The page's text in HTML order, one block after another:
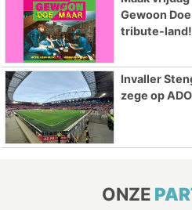
Gewoon
tribute-land!
Invaller
zege op
ONZE